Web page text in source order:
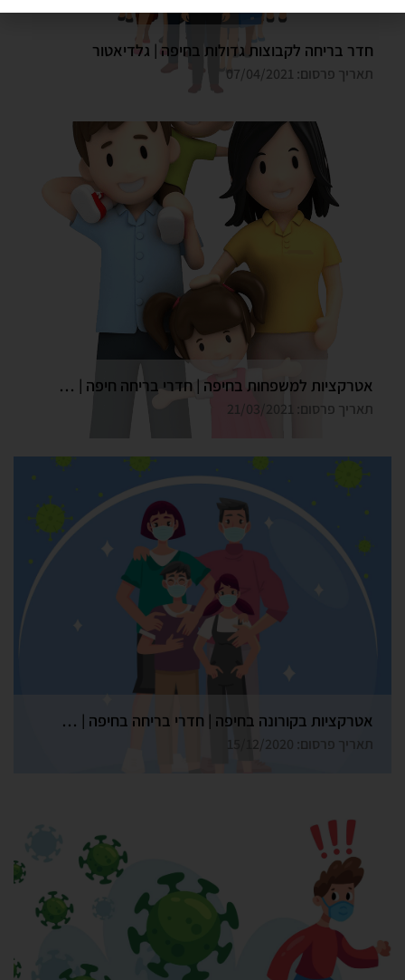
חדר בריחה לקבוצות גדולות בחיפה | גלדיאטור
תאריך פרסום: 07/04/2021
אטרקציות למשפחות בחיפה | חדרי בריחה חיפה | גלדיאטור
תאריך פרסום: 21/03/2021
אטרקציות בקורונה בחיפה | חדרי בריחה בחיפה | גלדיאטור
תאריך פרסום: 15/12/2020